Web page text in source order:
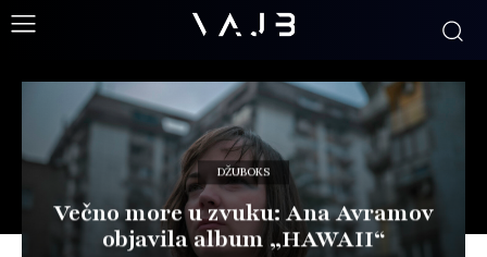
DŽUBOKS
Večno more u zvuku: Ana Avramov
objavila album „HAWAII“